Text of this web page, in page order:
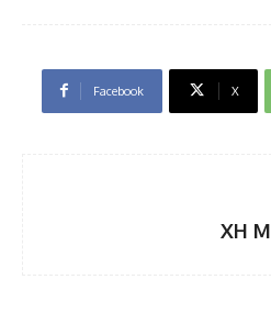
Facebook X
XH M